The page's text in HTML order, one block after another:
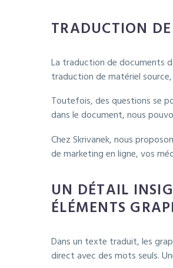
TRADUCTION
La traduction de documents
traduction de matériel
Toutefois, des questions se
dans le document, nous
Chez Skrivanek, nous
de marketing en ligne, vos
UN DÉTAIL
ÉLÉMENTS
Dans un texte traduit, les
direct avec des mots seuls.